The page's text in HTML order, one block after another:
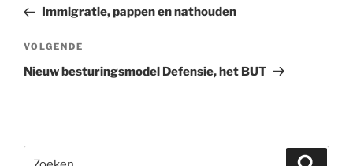
bericht
Immigratie, pappen en nathouden
Volgend
bericht
VOLGENDE
Nieuw besturingsmodel Defensie, het BUT